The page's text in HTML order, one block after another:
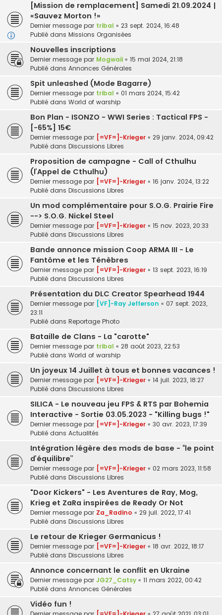
[Mission de remplacement] Samedi 21.09.2024 |
«Sauvez Morton !»
Dernier message par tribal « 23 sept. 2024, 16:48
Publié dans Missions Organisées
Nouvelles inscriptions
Dernier message par Mogwaii « 15 mai 2024, 21:18
Publié dans Annonces Générales
Spit unleashed (Mode Bagarre)
Dernier message par tribal « 01 mars 2024, 15:42
Publié dans World of warship
Bon Plan - ISONZO - WWI Series : Tactical FPS -
[-65%] 15€
Dernier message par [=VF=]-Krieger « 29 janv. 2024, 09:42
Publié dans Discussions Libres
Proposition de campagne - Call of Cthulhu
(l’Appel de Cthulhu)
Dernier message par [=VF=]-Krieger « 16 janv. 2024, 13:22
Publié dans Discussions Libres
Un mod complémentaire pour S.O.G. Prairie Fire
--> S.O.G. Nickel Steel
Dernier message par [=VF=]-Krieger « 15 nov. 2023, 20:33
Publié dans Discussions Libres
Bande annonce mission Coop ARMA III - Le
Fantôme et les Ténèbres
Dernier message par [=VF=]-Krieger « 13 sept. 2023, 16:19
Publié dans Discussions Libres
Présentation du DLC Creator Spearhead 1944
Dernier message par [VF]-Ray Jefferson « 07 sept. 2023,
23:11
Publié dans Reportage Photo
Bataille de Clans - La "carotte"
Dernier message par tribal « 28 août 2023, 22:53
Publié dans World of warship
Un joyeux 14 Juillet à tous et bonnes vacances !
Dernier message par [=VF=]-Krieger « 14 juil. 2023, 18:27
Publié dans Discussions Libres
SILICA - Le nouveau jeu FPS & RTS par Bohemia
Interactive - Sortie 03.05.2023 - "Killing bugs !"
Dernier message par [=VF=]-Krieger « 30 avr. 2023, 17:39
Publié dans Actualités
Intégration légère des mods de base - “le point
d’équilibre”
Dernier message par [=VF=]-Krieger « 02 mars 2023, 11:58
Publié dans Discussions Libres
"Door Kickers" - Les Aventures de Ray, Mog,
Krieg et ZaRa inspirées de Ready Or Not
Dernier message par Za_Radino « 29 juil. 2022, 17:41
Publié dans Discussions Libres
Le retour de Krieger Germanicus !
Dernier message par [=VF=]-Krieger « 18 avr. 2022, 18:17
Publié dans Discussions Libres
Annonce concernant le conflit en Ukraine
Dernier message par JG27_Catsy « 11 mars 2022, 00:42
Publié dans Annonces Générales
Vidéo fun !